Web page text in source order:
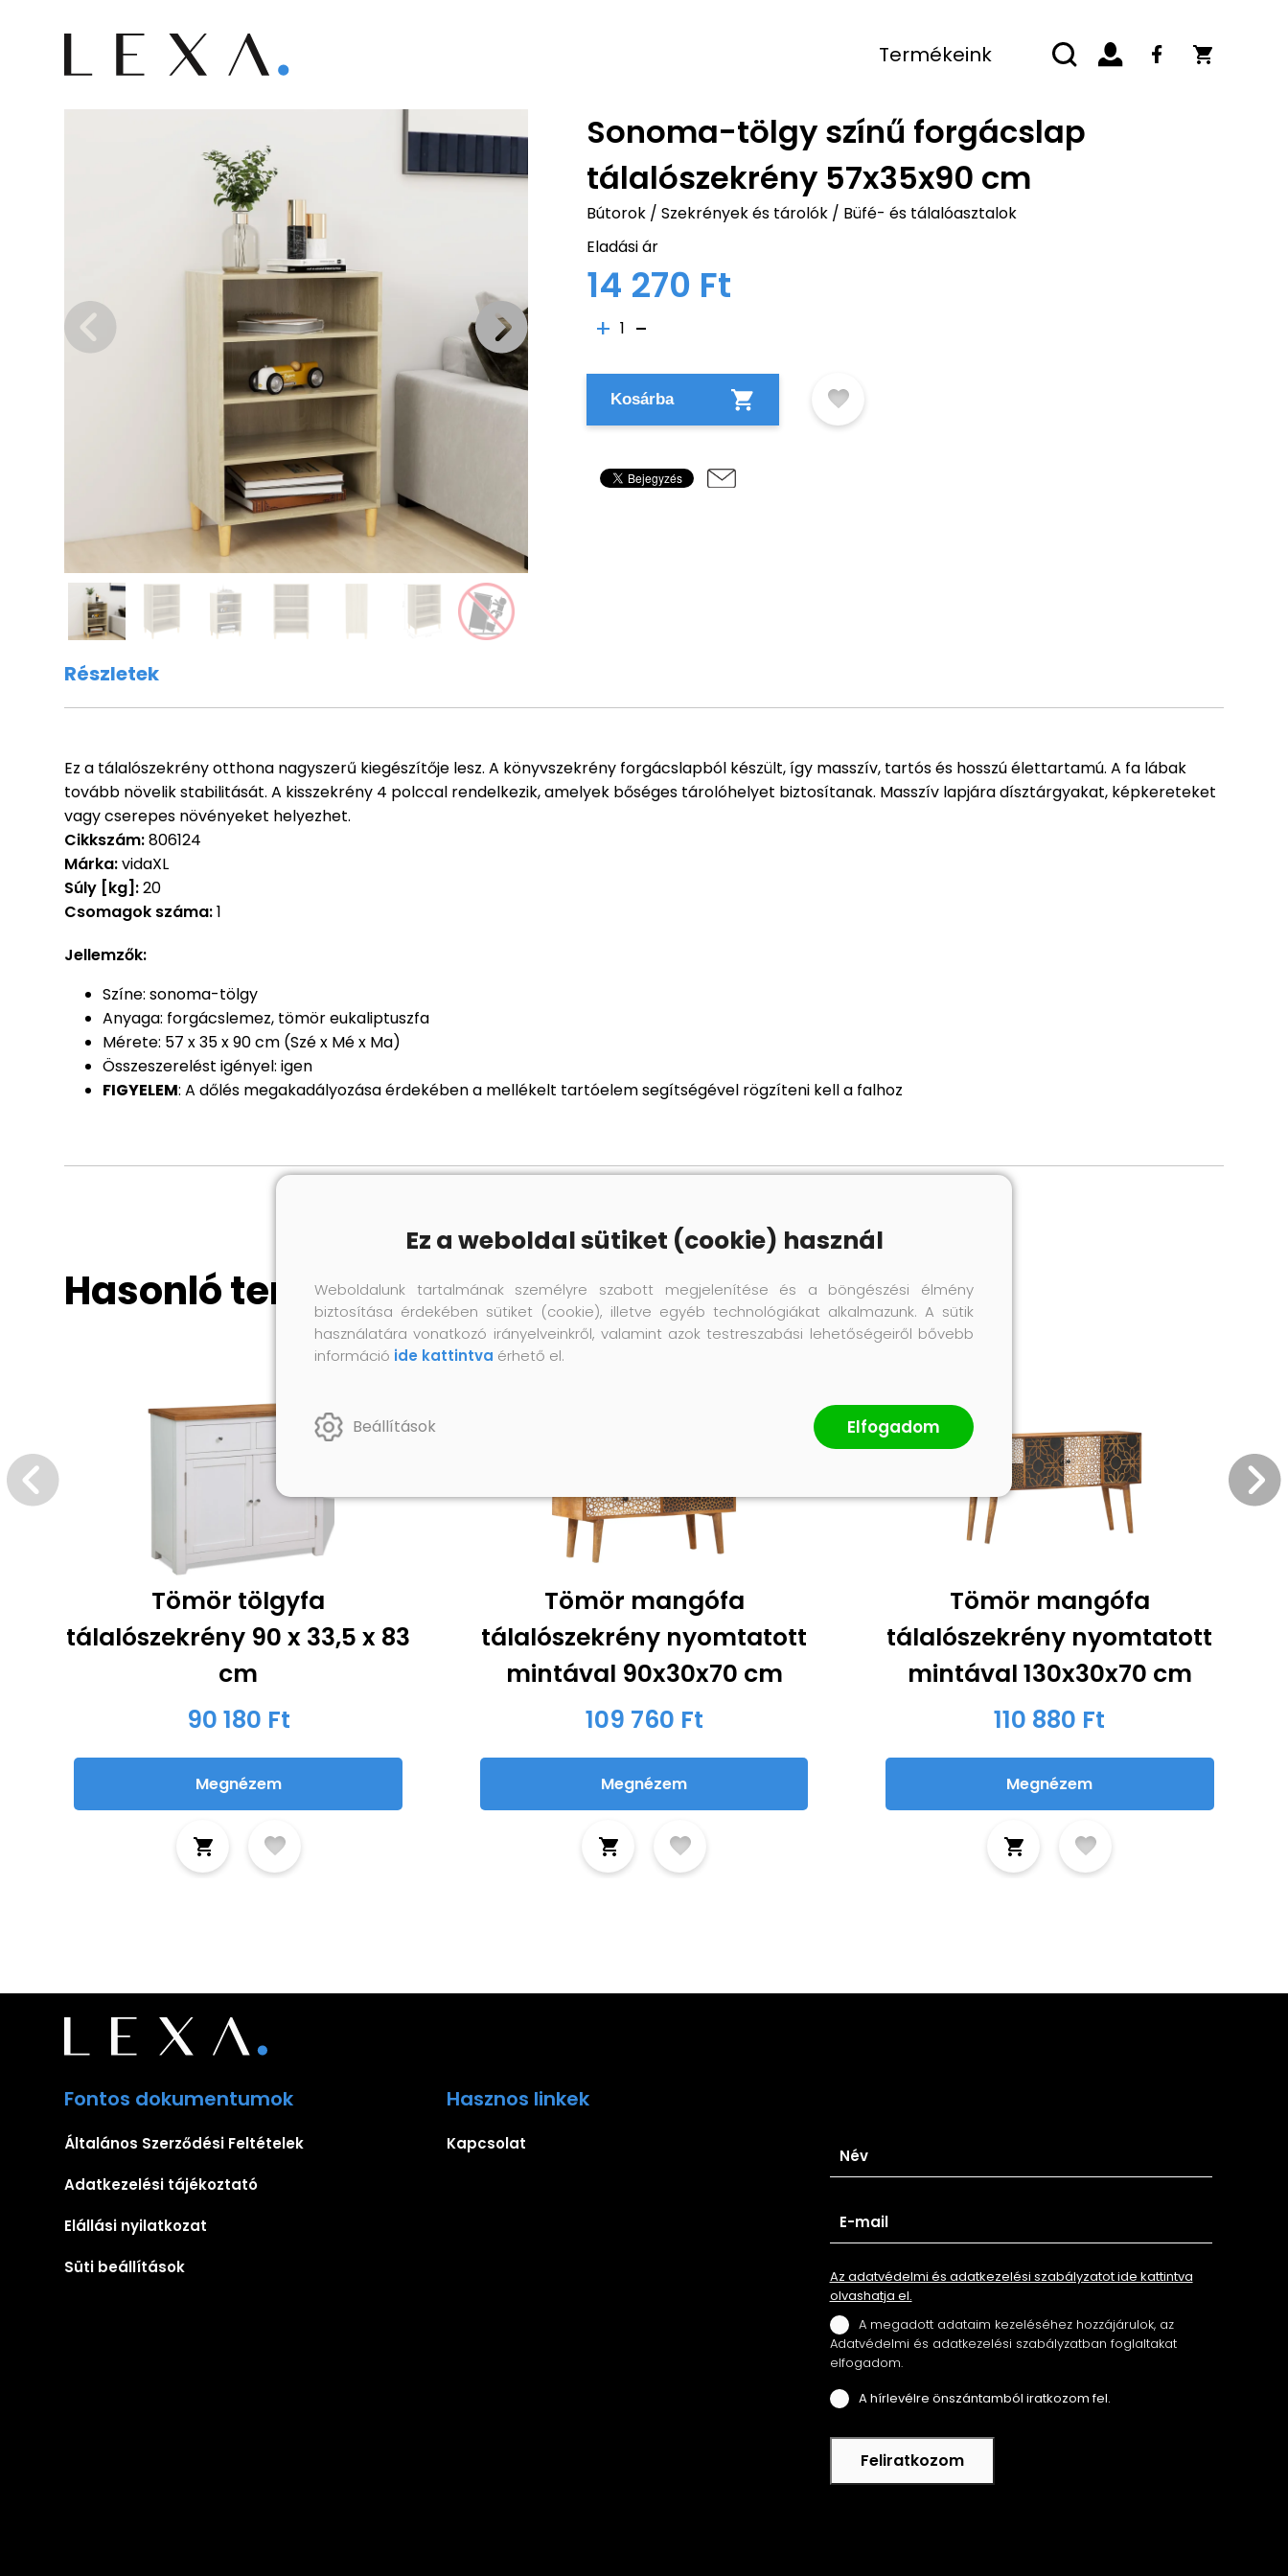
Termékeink
Sonoma-tölgy színű forgácslap
tálalószekrény 57x35x90 cm
Bútorok/ Szekrények és tárolók/ Büfé- és tálalóasztalok
Eladási ár
14 270 Ft
1
Kosárba
Részletek
Ez a tálalószekrény otthona nagyszerű kiegészítője lesz. A könyvszekrény forgácslapból készült, így masszív, tartós és hosszú élettartamú. A fa lábak
tovább növelik stabilitását. A kisszekrény 4 polccal rendelkezik, amelyek bőséges tárolóhelyet biztosítanak. Masszív lapjára dísztárgyakat, képkereteket
vagy cserepes növényeket helyezhet.
Cikkszám:806124
Márka:vidaXL
Súly [kg]:20
Csomagok száma:1
Jellemzők:
Színe: sonoma-tölgy
Anyaga: forgácslemez, tömör eukaliptuszfa
Mérete: 57 x 35 x 90 cm (Szé x Mé x Ma)
Összeszerelést igényel: igen
FIGYELEM: A dőlés megakadályozása érdekében a mellékelt tartóelem segítségével rögzíteni kell a falhoz
Hasonló termékek
Tömör tölgyfa
tálalószekrény 90 x 33,5 x 83
cm
90 180 Ft
Megnézem
Tömör mangófa
tálalószekrény nyomtatott
mintával 90x30x70 cm
109 760 Ft
Megnézem
Tömör mangófa
tálalószekrény nyomtatott
mintával 130x30x70 cm
110 880 Ft
Megnézem
Fontos dokumentumok
Általános Szerződési Feltételek
Adatkezelési tájékoztató
Elállási nyilatkozat
Süti beállítások
Hasznos linkek
Kapcsolat
Az adatvédelmi és adatkezelési szabályzatot ide kattintva
olvashatja el.
A megadott adataim kezeléséhez hozzájárulok, az
Adatvédelmi és adatkezelési szabályzatban foglaltakat
elfogadom.
A hírlevélre önszántamból iratkozom fel.
Feliratkozom
Ez a weboldal sütiket (cookie) használ
Weboldalunk tartalmának személyre szabott megjelenítése és a böngészési élmény
biztosítása érdekében sütiket (cookie), illetve egyéb technológiákat alkalmazunk. A sütik
használatára vonatkozó irányelveinkről, valamint azok testreszabási lehetőségeiről bővebb
információ ide kattintva érhető el.
Beállítások Elfogadom